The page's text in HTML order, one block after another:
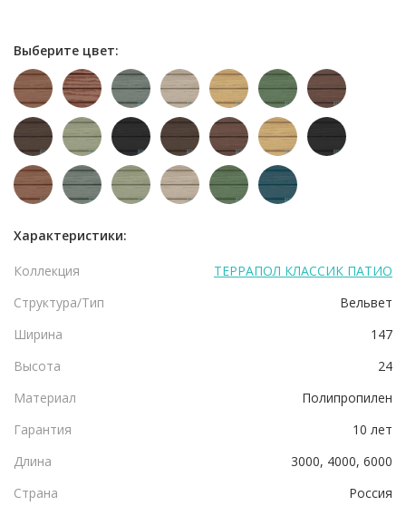
Выберите цвет:
Характеристики:
Коллекция
ТЕРРАПОЛ КЛАССИК ПАТИО
Структура/Тип
Вельвет
Ширина
147
Высота
24
Материал
Полипропилен
Гарантия
10 лет
Длина
3000, 4000, 6000
Страна
Россия